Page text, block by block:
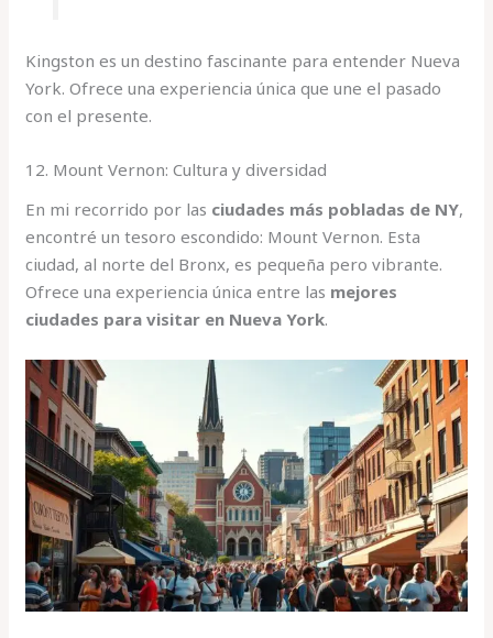
Kingston es un destino fascinante para entender Nueva
York. Ofrece una experiencia única que une el pasado
con el presente.
12. Mount Vernon: Cultura y diversidad
En mi recorrido por las ciudades más pobladas de NY,
encontré un tesoro escondido: Mount Vernon. Esta
ciudad, al norte del Bronx, es pequeña pero vibrante.
Ofrece una experiencia única entre las mejores
ciudades para visitar en Nueva York.